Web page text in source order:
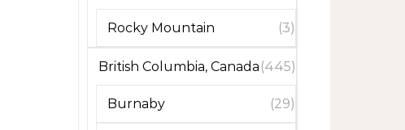
Rocky Mountain (3)
British Columbia, Canada (445)
Burnaby (29)